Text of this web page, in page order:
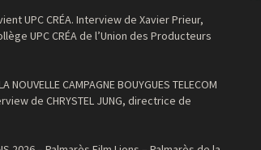
UPC CRÉA. Interview de Xavier Prieur,
UPC CRÉA de l’Union des Producteurs
NOUVELLE CAMPAGNE BOUYGUES TELECOM
de CHRYSTEL JUNG, directrice de